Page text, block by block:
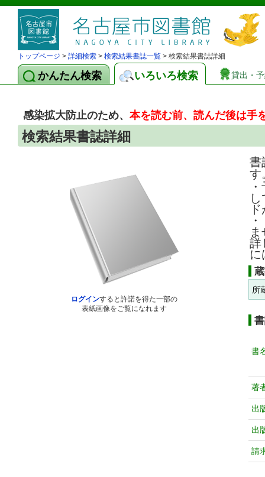
トップページ > 詳細検索 > 検索結果書誌一覧 > 検索結果書誌詳細
かんたん検索 いろいろ検索 貸出・
感染拡大防止のため、本を読む前、読んだ後は手
検索結果書誌詳細
ログインすると許諾を得た一部の
表紙画像をご覧になれます
書
す
詳
に
所
書
著
出
出
請